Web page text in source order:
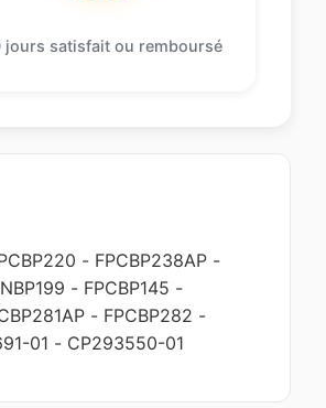
jours satisfait ou remboursé
- FPCBP238AP -
- FPCBP145 -
- FPCBP282 -
01 - CP293550-01